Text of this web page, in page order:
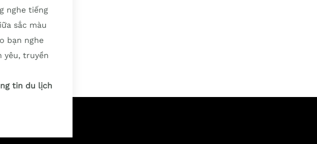
nghe tiếng
sắc màu
bạn nghe
yêu, truyền
tin du lịch